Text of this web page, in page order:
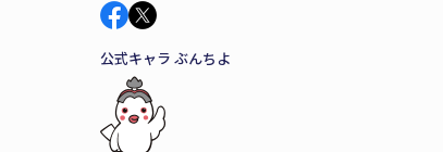
公式キャラ ぶんちよ